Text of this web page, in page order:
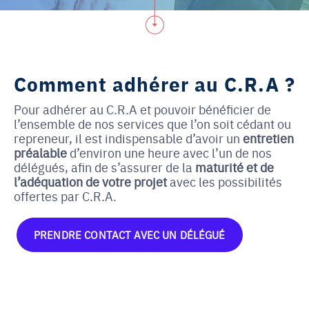
Comment adhérer au C.R.A ?
Pour adhérer au C.R.A et pouvoir bénéficier de
l’ensemble de nos services que l’on soit cédant ou
repreneur, il est indispensable d’avoir un entretien
préalable d’environ une heure avec l’un de nos
délégués, afin de s’assurer de la maturité et de
l’adéquation de votre projetavec les possibilités
offertes par C.R.A.
PRENDRE CONTACT AVEC UN DÉLÉGUÉ